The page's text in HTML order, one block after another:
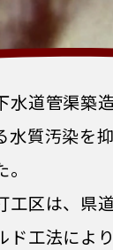
水道管渠築
水質汚染を
工区は、県
ド工法によ